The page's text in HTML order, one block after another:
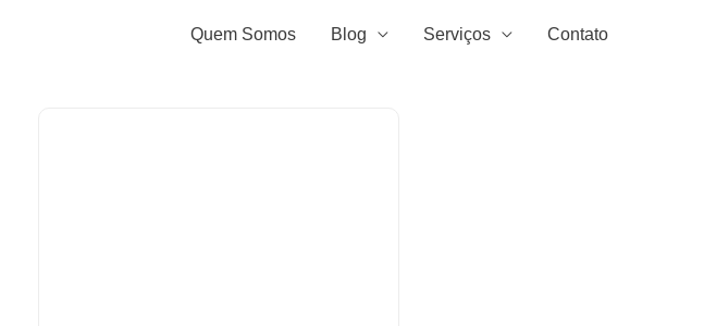
Quem Somos Blog Serviços Contato